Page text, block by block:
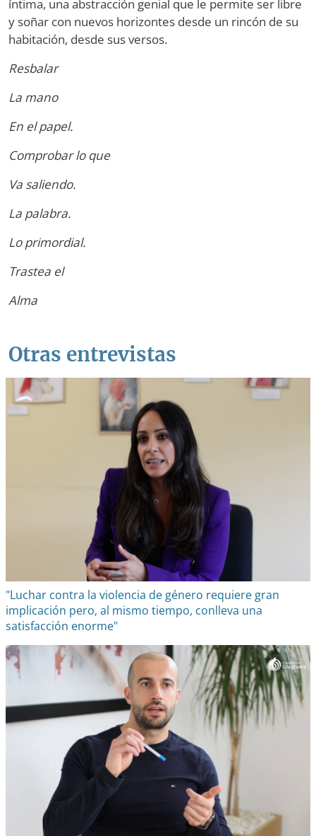
íntima, una abstracción genial que le permite ser libre
y soñar con nuevos horizontes desde un rincón de su
habitación, desde sus versos.
Resbalar
La mano
En el papel.
Comprobar lo que
Va saliendo.
La palabra.
Lo primordial.
Trastea el
Alma
Otras entrevistas
"Luchar contra la violencia de género requiere gran
implicación pero, al mismo tiempo, conlleva una
satisfacción enorme"